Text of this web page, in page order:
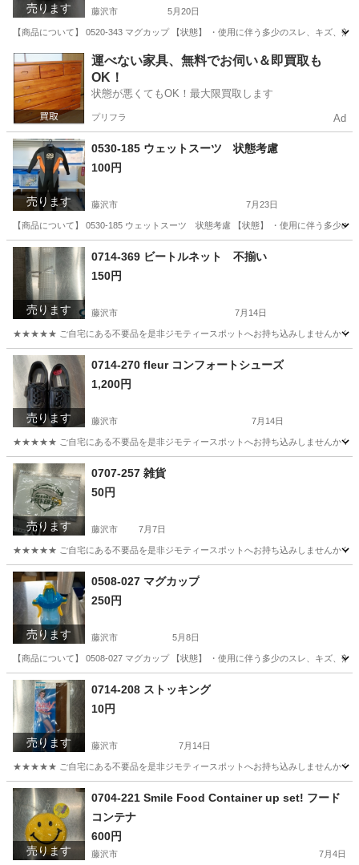
売ります 藤沢市 5月20日
【商品について】 0520-343 マグカップ 【状態】 ・使用に伴う多少のスレ、キズ、
神奈川 藤沢市 生活雑貨 リユース
運べない家具、無料でお伺い＆即買取も
OK！
状態が悪くてもOK！最大限買取します
プリフラ Ad
売ります
0530-185 ウェットスーツ 状態考慮
100円
藤沢市 7月23日
【商品について】 0530-185 ウェットスーツ 状態考慮 【状態】 ・使用に伴う多少の
神奈川 藤沢市 マリンスポーツ リユース
売ります
0714-369 ビートルネット 不揃い
150円
藤沢市 7月14日
★★★★★ ご自宅にある不要品を是非ジモティースポットへお持ち込みしませんか？
神奈川 藤沢市
売ります
0714-270 fleur コンフォートシューズ
1,200円
藤沢市 7月14日
★★★★★ ご自宅にある不要品を是非ジモティースポットへお持ち込みしませんか？
神奈川 藤沢市 現地
売ります
0707-257 雑貨
50円
藤沢市 7月7日
★★★★★ ご自宅にある不要品を是非ジモティースポットへお持ち込みしませんか？
神奈川 藤沢市 現地
売ります
0508-027 マグカップ
250円
藤沢市 5月8日
【商品について】 0508-027 マグカップ 【状態】 ・使用に伴う多少のスレ、キズ、
神奈川 藤沢市
売ります
0714-208 ストッキング
10円
藤沢市 7月14日
★★★★★ ご自宅にある不要品を是非ジモティースポットへお持ち込みしませんか？
神奈川 藤沢市
売ります
0704-221 Smile Food Container up set! フード
コンテナ
600円
藤沢市 7月4日